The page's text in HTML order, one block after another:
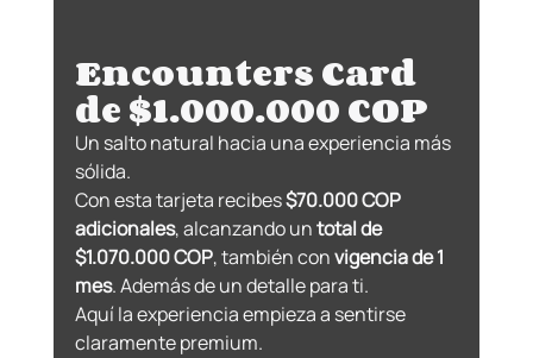
Encounters Card
de $1.000.000 COP
Un salto natural hacia una experiencia más
sólida.
Con esta tarjeta recibes $70.000 COP
adicionales, alcanzando un total de
$1.070.000 COP, también con vigencia de 1
mes. Además de un detalle para ti.
Aquí la experiencia empieza a sentirse
claramente premium.